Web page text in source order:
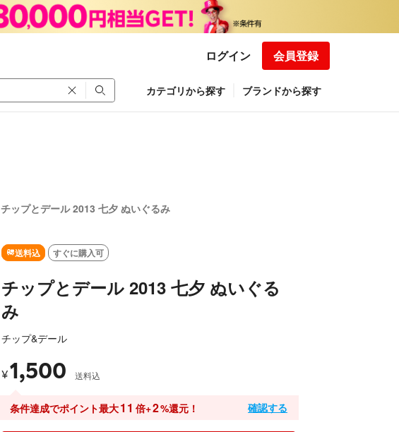
ログイン 会員登録
カテゴリから探す ブランドから探す
チップとデール 2013 七夕 ぬいぐるみ
送料込 すぐに購入可
チップとデール 2013 七夕 ぬいぐる
み
チップ&デール
¥1,500 送料込
条件達成でポイント最大11 倍+2%還元！ 確認する